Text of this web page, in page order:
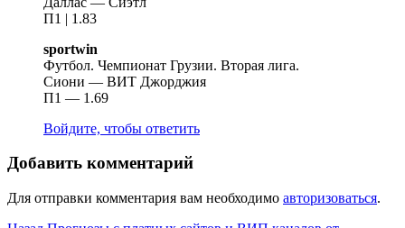
П1 | 1.83
sportwin
Футбол. Чемпионат Грузии. Вторая лига.
Сиони — ВИТ Джорджия
П1 — 1.69
Войдите, чтобы ответить
Добавить комментарий
Для отправки комментария вам необходимо авторизоваться.